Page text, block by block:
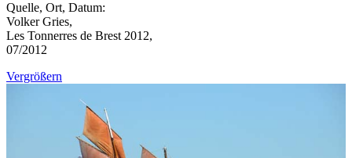
Quelle, Ort, Datum:
Volker Gries,
Les Tonnerres de Brest 2012,
07/2012
Vergrößern